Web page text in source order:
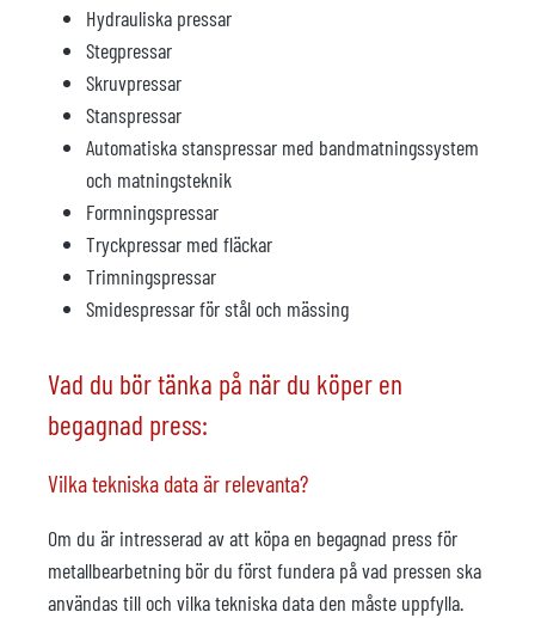
Hydrauliska pressar
Stegpressar
Skruvpressar
Stanspressar
Automatiska stanspressar med bandmatningssystem
och matningsteknik
Formningspressar
Tryckpressar med fläckar
Trimningspressar
Smidespressar för stål och mässing
Vad du bör tänka på när du köper en
begagnad press:
Vilka tekniska data är relevanta?
Om du är intresserad av att köpa en begagnad press för
metallbearbetning bör du först fundera på vad pressen ska
användas till och vilka tekniska data den måste uppfylla.